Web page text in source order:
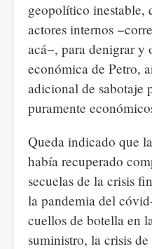
geopolítico inestable,
actores internos
acá−, para denigrar y
económica de Petro,
adicional de sabotaje
puramente
Queda indicado que
había recuperado
secuelas de la crisis
la pandemia del
cuellos de botella en
suministro, la crisis